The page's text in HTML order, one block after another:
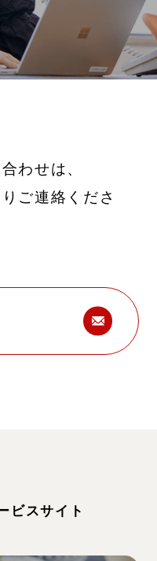
わせは、
ご連絡くださ
ビスサイト